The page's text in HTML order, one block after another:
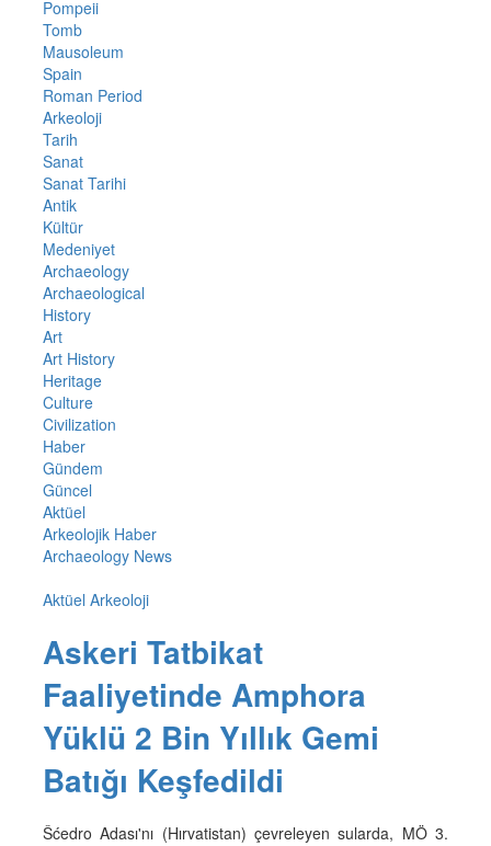
Pompeii
Tomb
Mausoleum
Spain
Roman Period
Arkeoloji
Tarih
Sanat
Sanat Tarihi
Antik
Kültür
Medeniyet
Archaeology
Archaeological
History
Art
Art History
Heritage
Culture
Civilization
Haber
Gündem
Güncel
Aktüel
Arkeolojik Haber
Archaeology News
Aktüel Arkeoloji
Askeri Tatbikat
Faaliyetinde Amphora
Yüklü 2 Bin Yıllık Gemi
Batığı Keşfedildi
Šćedro Adası'nı (Hırvatistan) çevreleyen sularda, MÖ 3.